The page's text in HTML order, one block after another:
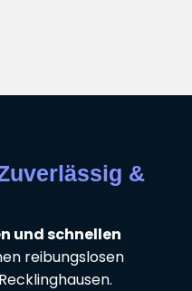
&
und schnellen
reibungslosen